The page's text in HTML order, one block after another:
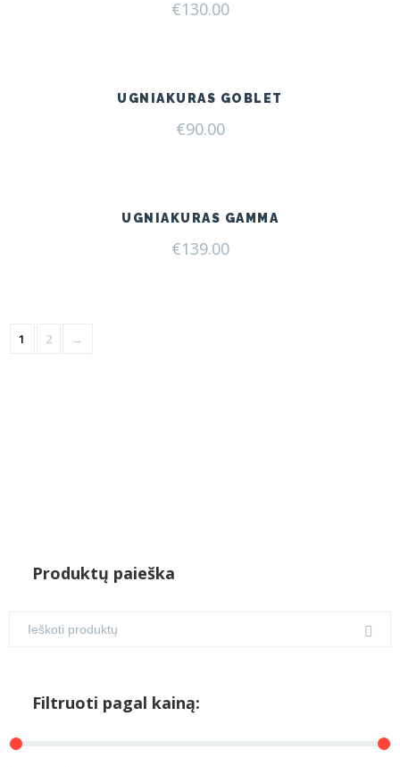
€130.00
UGNIAKURAS GOBLET
€90.00
UGNIAKURAS GAMMA
€139.00
1 2 →
Produktų paieška
Filtruoti pagal kainą: